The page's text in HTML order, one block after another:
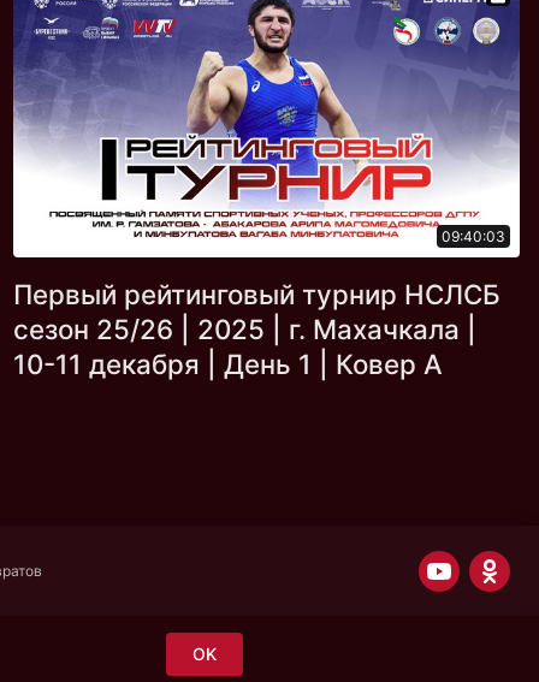
09:40:03
Первый рейтинговый турнир НСЛСБ
сезон 25/26 | 2025 | г. Махачкала |
10-11 декабря | День 1 | Ковер А
OK